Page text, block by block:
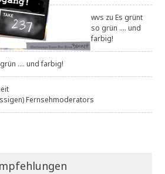
wvs zuEs grünt
so grün .... und
farbig!
.... und farbig!
Fernsehmoderators